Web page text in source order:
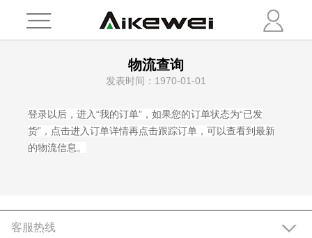
物流查询
发表时间：1970-01-01
登录以后，进入“我的订单”，如果您的订单状态为“已发
货”，点击进入订单详情再点击跟踪订单，可以查看到最新
的物流信息。
客服热线